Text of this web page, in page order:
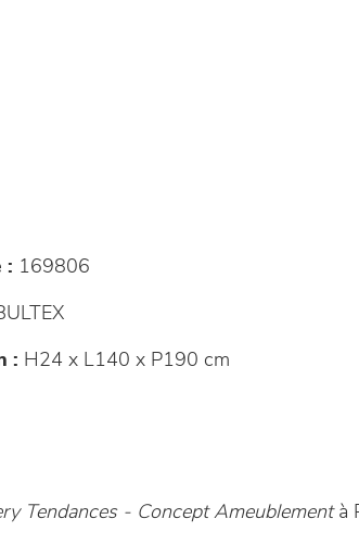
: 169806
: H24 x L140 x P190 cm
Tendances - Concept Ameublement à